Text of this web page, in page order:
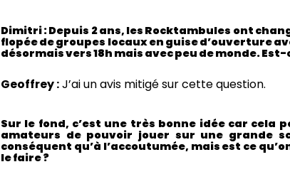
Dimitri : Depuis 2 ans, les Rocktambules ont
flopée de groupes locaux en guise d’ouverture
désormais vers 18h mais avec peu de monde.
Geoffrey :J’ai un avis mitigé sur cette question.
Sur le fond, c’est une très bonne idée car cela
amateurs de pouvoir jouer sur une grande
conséquent qu’à l’accoutumée, mais est ce
le faire ?